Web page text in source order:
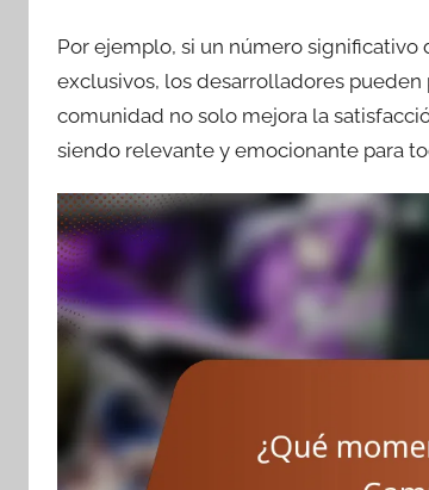
Por ejemplo, si un número
exclusivos, los desarrolladores pueden
comunidad no solo mejora la
siendo relevante y emocionante para